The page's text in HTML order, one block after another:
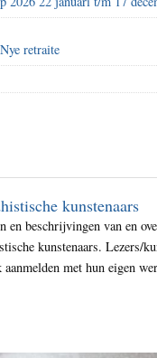
retraite
kunstenaars
en beschrijvingen van en
kunstenaars. Lezers/
aanmelden met hun eigen